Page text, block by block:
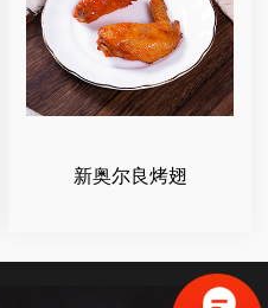
新奥尔良烤翅